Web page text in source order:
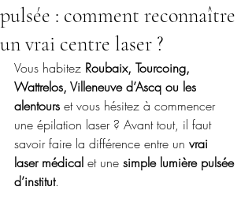
pulsée : comment reconnaître
un vrai centre laser ?
Vous habitez Roubaix, Tourcoing,
Wattrelos, Villeneuve d’Ascq ou les
alentours et vous hésitez à commencer
une épilation laser ? Avant tout, il faut
savoir faire la différence entre un vrai
laser médical et une simple lumière pulsée
d’institut.